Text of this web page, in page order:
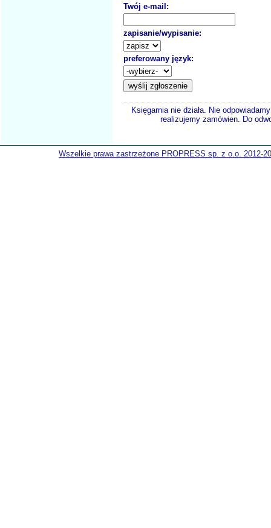
Twój e-mail:
zapisanie/wypisanie:
preferowany język:
Księgarnia nie działa. Nie
realizujemy zamówien. Do
Wszelkie prawa zastrzeżone PROPRESS sp. z o.o. 2012-